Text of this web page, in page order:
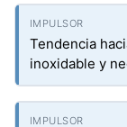
Tendencia
inoxidable y